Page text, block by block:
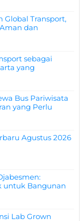
Global Transport,
dan
sebagai
yang
Bus Pariwisata
yang Perlu
Agustus 2026
untuk Bangunan
Lab Grown